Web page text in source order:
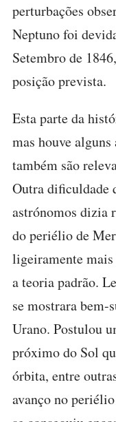
perturbações
Neptuno foi
Setembro de
posição prevista.
Esta parte da
mas houve
também são
Outra dificuldade
astrónomos dizia
do periélio de
ligeiramente mais
a teoria padrão.
se mostrara bem-
Urano. Postulou
próximo do Sol
órbita, entre
avanço no